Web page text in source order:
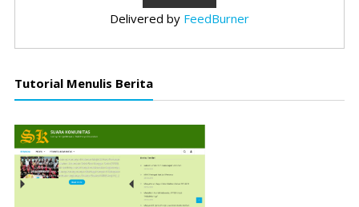
Delivered by FeedBurner
Tutorial Menulis Berita